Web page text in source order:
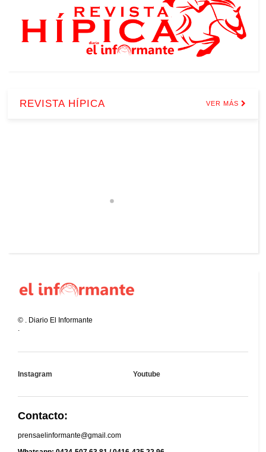
REVISTA HÍPICA VER MÁS
© . Diario El Informante
.
Instagram Youtube
Contacto:
prensaelinformante@gmail.com